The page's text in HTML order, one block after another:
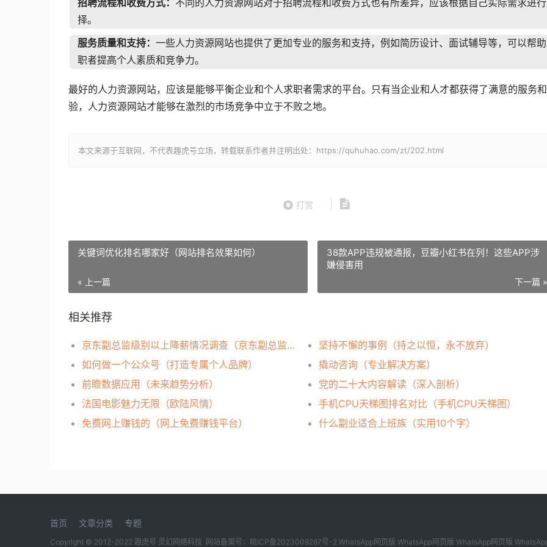
招聘流程和收费方式： 不同的人力资源网站对于招聘流程和收费方式也有所差异，应该根据自己实际需求进
择。
服务质量和支持： 一些人力资源网站也提供了更加专业的服务和支持，例如简历设计、面试辅导等，可以帮
职者提高个人素质和竞争力。
最好的人力资源网站，应该是能够平衡企业和个人求职者需求的平台。只有当企业和人才都获得了满意的服务
验，人力资源网站才能够在激烈的市场竞争中立于不败之地。
本文来源于互联网，不代表趣虎号立场，转载联系作者并注明出处：https://quhuhao.com/zt/202.html
打赏
关键词优化排名哪家好（网站排名效果如何）
« 上一篇
38款APP违规被通报，豆瓣小红书在列！这些APP涉
嫌侵害用
下一篇 »
相关推荐
京东副总监级别以上降薪情况调查（京东副总监级别及以上员工减薪）
坚持不懈的事例（持之以恒，永不放弃）
如何做一个公众号（打造专属个人品牌）
撬动咨询（专业解决方案）
前瞻数据应用（未来趋势分析）
党的二十大内容解读（深入剖析）
法国电影魅力无限（欧陆风情）
手机CPU天梯图排名对比（手机CPU天梯图）
免费网上赚钱的（网上免费赚钱平台）
什么副业适合上班族（实用10个字）
首页 文章分类 专题
Copyright © 2012-2022 趣虎号 灵幻网络科技 网站备案号： 皖ICP备2023009267号-2 WhatsApp网页版 WhatsApp网页版 WhatsApp网页版